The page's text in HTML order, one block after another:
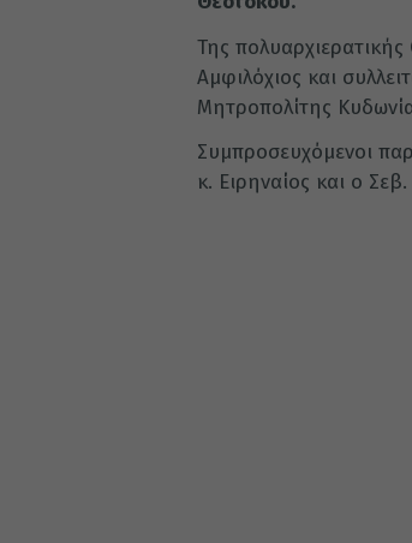
Της
Αμφιλόχιος και
Μητροπολίτης
Συμπροσευχόμενοι
κ. Ειρηναίος και ο